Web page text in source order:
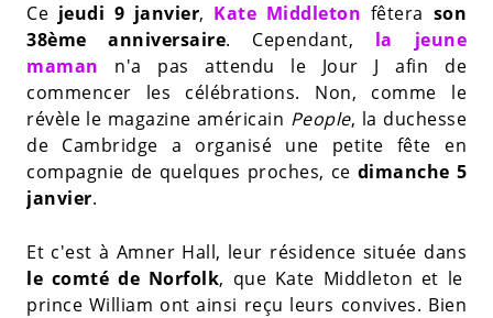
Ce jeudi 9 janvier, Kate Middleton fêtera son
38ème anniversaire. Cependant, la jeune
maman n'a pas attendu le Jour J afin de
commencer les célébrations. Non, comme le
révèle le magazine américain People, la duchesse
de Cambridge a organisé une petite fête en
compagnie de quelques proches, ce dimanche 5
janvier.
Et c'est à Amner Hall, leur résidence située dans
le comté de Norfolk, que Kate Middleton et le
prince William ont ainsi reçu leurs convives. Bien